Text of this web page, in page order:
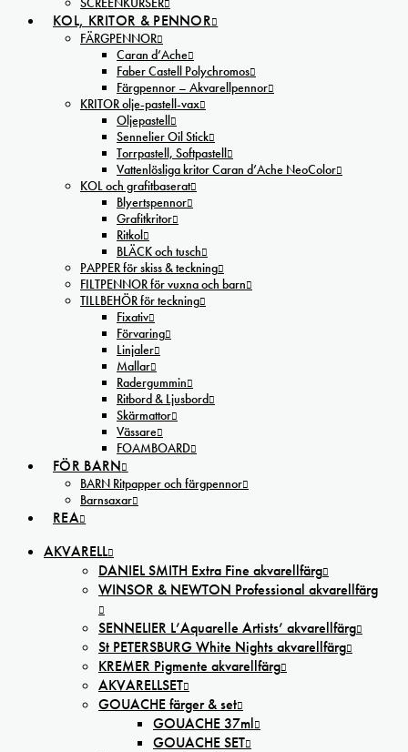
KOL, KRITOR & PENNOR
FÄRGPENNOR
Caran d’Ache
Faber Castell Polychromos
Färgpennor – Akvarellpennor
KRITOR olje-pastell-vax
Oljepastell
Sennelier Oil Stick
Torrpastell, Softpastell
Vattenlösliga kritor Caran d’Ache NeoColor
KOL och grafitbaserat
Blyertspennor
Grafitkritor
Ritkol
BLÄCK och tusch
PAPPER för skiss & teckning
FILTPENNOR för vuxna och barn
TILLBEHÖR för teckning
Fixativ
Förvaring
Linjaler
Mallar
Radergummin
Ritbord & Ljusbord
Skärmattor
Vässare
FOAMBOARD
FÖR BARN
BARN Ritpapper och färgpennor
Barnsaxar
REA
AKVARELL
DANIEL SMITH Extra Fine akvarellfärg
WINSOR & NEWTON Professional akvarellfärg
SENNELIER L’Aquarelle Artists’ akvarellfärg
St PETERSBURG White Nights akvarellfärg
KREMER Pigmente akvarellfärg
AKVARELLSET
GOUACHE färger & set
GOUACHE 37ml
GOUACHE SET